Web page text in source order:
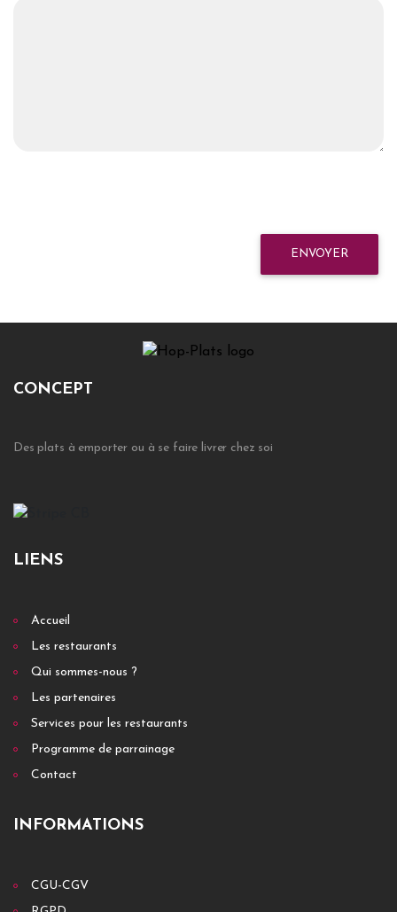
ENVOYER
CONCEPT
Des plats à emporter ou à se faire livrer chez soi
LIENS
Accueil
Les restaurants
Qui sommes-nous ?
Les partenaires
Services pour les restaurants
Programme de parrainage
Contact
INFORMATIONS
CGU-CGV